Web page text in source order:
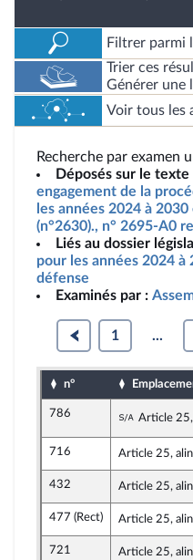
Filtrer parmi
Trier ces
Générer une
Voir tous les
Recherche par examen
Déposés sur le texte
engagement de la
les années 2024 à
(n°2630)., n° 2695-A0
Liés au dossier
pour les années 2024
défense
Examinés par :
1 ...
n°
786 Sous-
Article 25,
716 Article 25,
432 Article 25,
477 (Rect) Article 25,
721 Article 25,